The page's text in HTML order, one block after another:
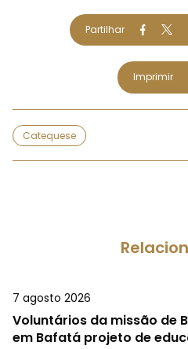
Partilhar
Imprimir
Catequese
7 agosto 2026
Voluntários da missão de
em Bafatá projeto de